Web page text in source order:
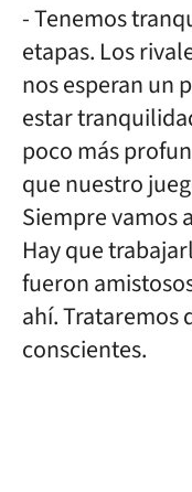
- Tenemos
etapas. Los
nos esperan un
estar
poco más
que nuestro
Siempre vamos
Hay que
fueron
ahí. Trataremos
conscientes.